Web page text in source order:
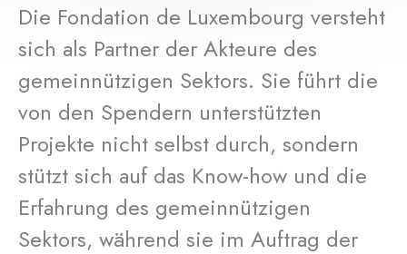
Die Fondation de Luxembourg versteht
sich als Partner der Akteure des
gemeinnützigen Sektors. Sie führt die
von den Spendern unterstützten
Projekte nicht selbst durch, sondern
stützt sich auf das Know-how und die
Erfahrung des gemeinnützigen
Sektors, während sie im Auftrag der